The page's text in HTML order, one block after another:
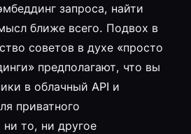
запроса, найти
ближе всего. Подвох в
советов в духе «просто
предполагают, что вы
в облачный API и
приватного
то, ни другое